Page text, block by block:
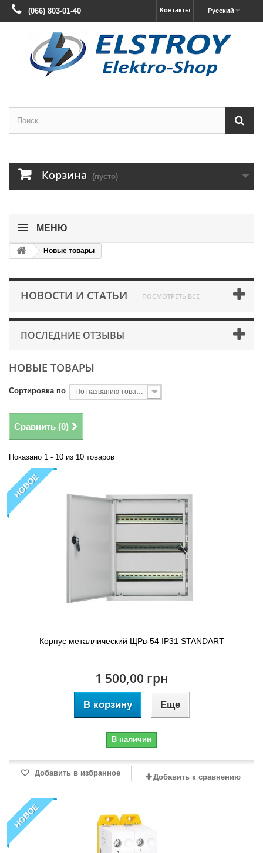
Русский
Контакты
(066) 803-01-40
Корзина (пусто)
МЕНЮ
Новые товары
НОВОСТИ И СТАТЬИ ПОСМОТРЕТЬ ВСЕ
ПОСЛЕДНИЕ ОТЗЫВЫ
НОВЫЕ ТОВАРЫ
Сортировка по По названию товара, от А до Я
Сравнить (0)
Показано 1 - 10 из 10 товаров
НОВОЕ
Корпус металлический ЩРв-54 IP31 STANDART
1 500,00 грн
В корзину Еще
В наличии
Добавить в избранное Добавить к сравнению
НОВОЕ